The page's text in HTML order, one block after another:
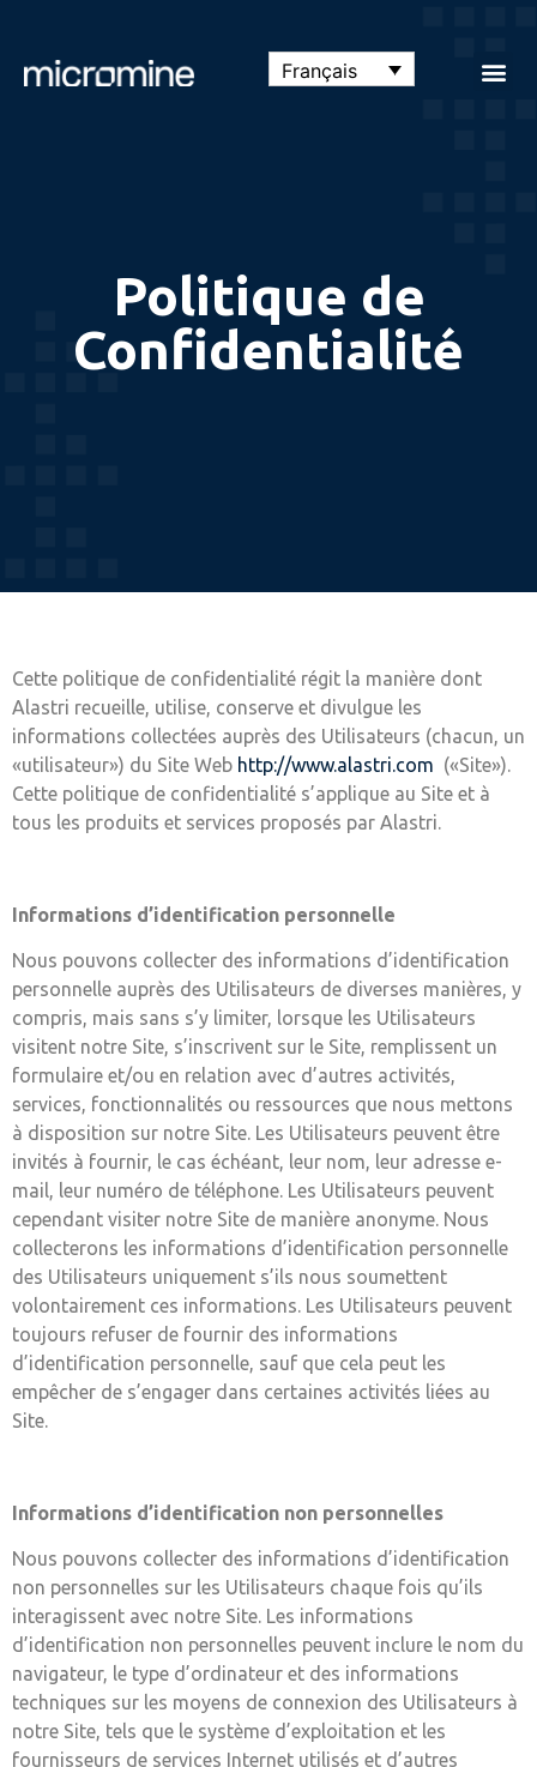
Français
Politique de
Confidentialité
Cette politique de confidentialité régit la manière dont
Alastri recueille, utilise, conserve et divulgue les
informations collectées auprès des Utilisateurs (chacun, un
«utilisateur») du Site Web http://www.alastri.com («Site»).
Cette politique de confidentialité s’applique au Site et à
tous les produits et services proposés par Alastri.
Informations d’identification personnelle
Nous pouvons collecter des informations d’identification
personnelle auprès des Utilisateurs de diverses manières, y
compris, mais sans s’y limiter, lorsque les Utilisateurs
visitent notre Site, s’inscrivent sur le Site, remplissent un
formulaire et/ou en relation avec d’autres activités,
services, fonctionnalités ou ressources que nous mettons
à disposition sur notre Site. Les Utilisateurs peuvent être
invités à fournir, le cas échéant, leur nom, leur adresse e-
mail, leur numéro de téléphone. Les Utilisateurs peuvent
cependant visiter notre Site de manière anonyme. Nous
collecterons les informations d’identification personnelle
des Utilisateurs uniquement s’ils nous soumettent
volontairement ces informations. Les Utilisateurs peuvent
toujours refuser de fournir des informations
d’identification personnelle, sauf que cela peut les
empêcher de s’engager dans certaines activités liées au
Site.
Informations d’identification non personnelles
Nous pouvons collecter des informations d’identification
non personnelles sur les Utilisateurs chaque fois qu’ils
interagissent avec notre Site. Les informations
d’identification non personnelles peuvent inclure le nom du
navigateur, le type d’ordinateur et des informations
techniques sur les moyens de connexion des Utilisateurs à
notre Site, tels que le système d’exploitation et les
fournisseurs de services Internet utilisés et d’autres